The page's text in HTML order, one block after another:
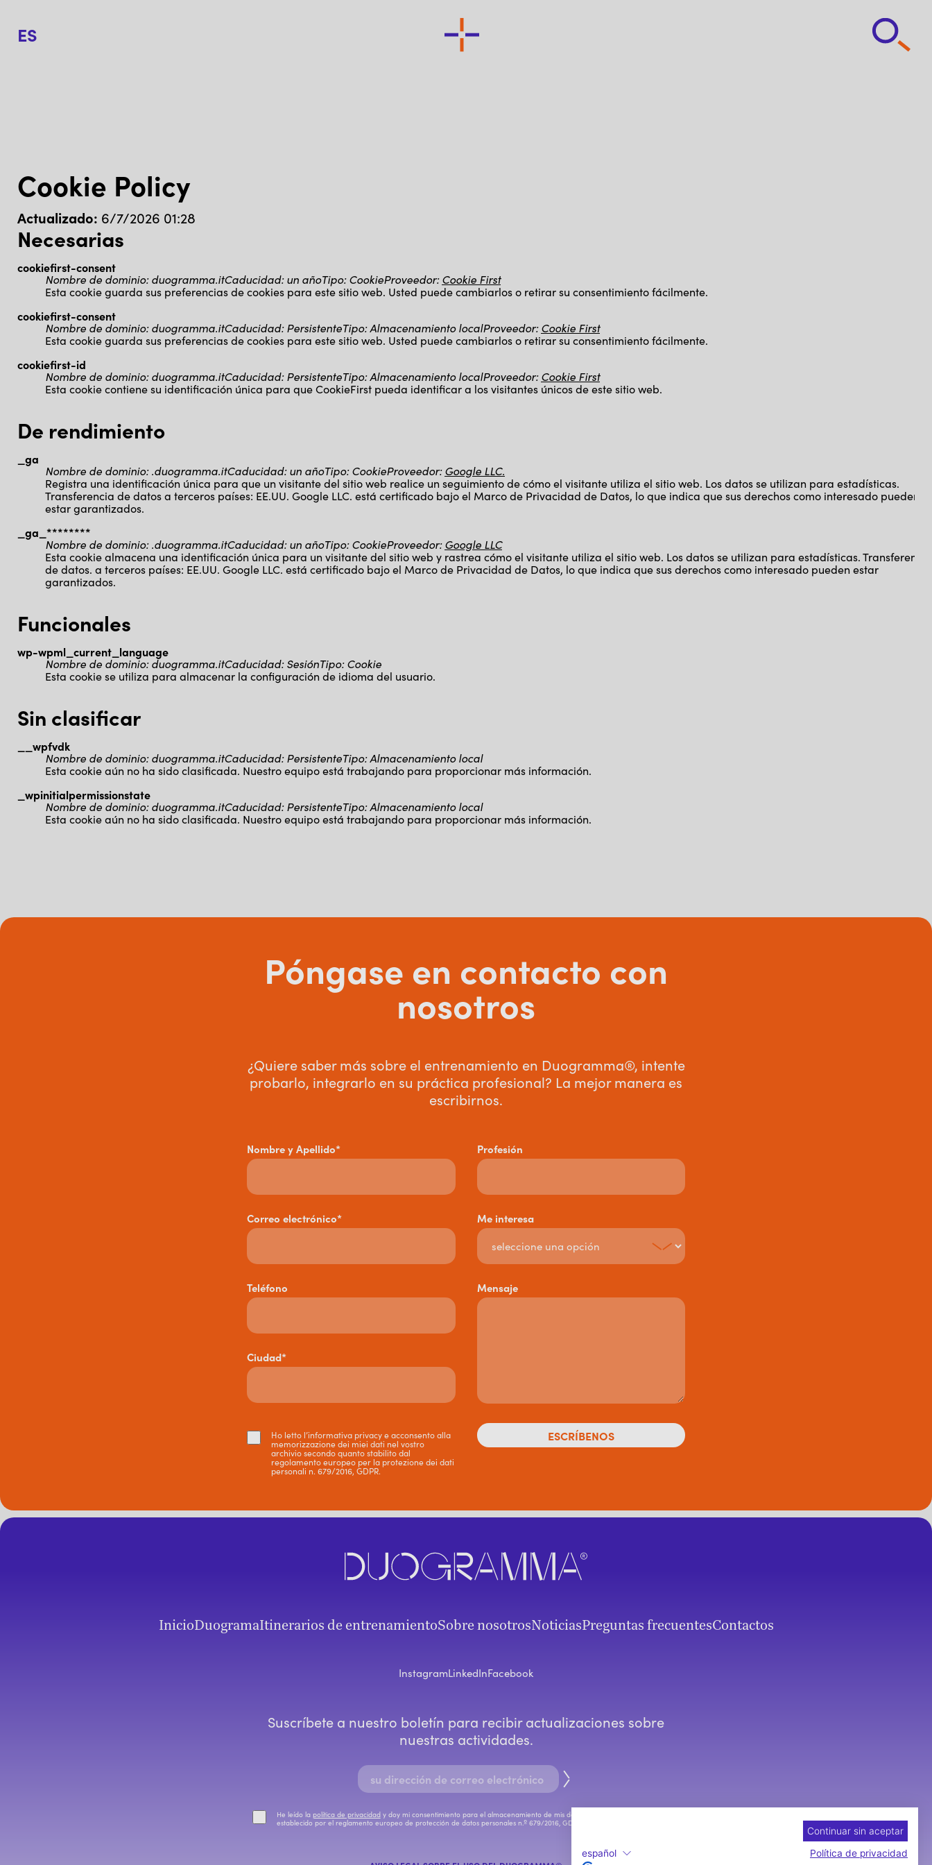
ES
Cookie Policy
Actualizado: 6/7/2026 01:28
Necesarias
cookiefirst-consent
Nombre de dominio:duogramma.itCaducidad:un añoTipo: CookieProveedor:Cookie First
Esta cookie guarda sus preferencias de cookies para este sitio web. Usted puede cambiarlos o retirar su consentimiento fácilmente.
cookiefirst-consent
Nombre de dominio:duogramma.itCaducidad:PersistenteTipo:Almacenamiento localProveedor:Cookie First
Esta cookie guarda sus preferencias de cookies para este sitio web. Usted puede cambiarlos o retirar su consentimiento fácilmente.
cookiefirst-id
Nombre de dominio:duogramma.itCaducidad:PersistenteTipo:Almacenamiento localProveedor:Cookie First
Esta cookie contiene su identificación única para que CookieFirst pueda identificar a los visitantes únicos de este sitio web.
De rendimiento
_ga
Nombre de dominio:.duogramma.itCaducidad:un añoTipo: CookieProveedor:Google LLC.
Registra una identificación única para que un visitante del sitio web realice un seguimiento de cómo el visitante utiliza el sitio web. Los datos se utilizan para estadísticas.
Transferencia de datos a terceros países: EE.UU. Google LLC. está certificado bajo el Marco de Privacidad de Datos, lo que indica que sus derechos como interesado pueden
estar garantizados.
_ga_********
Nombre de dominio:.duogramma.itCaducidad:un añoTipo: CookieProveedor:Google LLC
Esta cookie almacena una identificación única para un visitante del sitio web y rastrea cómo el visitante utiliza el sitio web. Los datos se utilizan para estadísticas. Transferencia
de datos. a terceros países: EE.UU. Google LLC. está certificado bajo el Marco de Privacidad de Datos, lo que indica que sus derechos como interesado pueden estar
garantizados.
Funcionales
wp-wpml_current_language
Nombre de dominio:duogramma.itCaducidad:SesiónTipo: Cookie
Esta cookie se utiliza para almacenar la configuración de idioma del usuario.
Sin clasificar
__wpfvdk
Nombre de dominio:duogramma.itCaducidad:PersistenteTipo:Almacenamiento local
Esta cookie aún no ha sido clasificada. Nuestro equipo está trabajando para proporcionar más información.
_wpinitialpermissionstate
Nombre de dominio:duogramma.itCaducidad:PersistenteTipo:Almacenamiento local
Esta cookie aún no ha sido clasificada. Nuestro equipo está trabajando para proporcionar más información.
Póngase en contacto con
nosotros
¿Quiere saber más sobre el entrenamiento en Duogramma®, intente
probarlo, integrarlo en su práctica profesional? La mejor manera es
escribirnos.
Nombre y Apellido*
Correo electrónico*
Teléfono
Ciudad*
Profesión
Me interesa
Mensaje
Ho letto l’informativa privacy e acconsento alla
memorizzazione dei miei dati nel vostro
archivio secondo quanto stabilito dal
regolamento europeo per la protezione dei dati
personali n. 679/2016, GDPR.
InicioDuogramaItinerarios de entrenamientoSobre nosotrosNoticiasPreguntas frecuentesContactos
InstagramLinkedInFacebook
Suscríbete a nuestro boletín para recibir actualizaciones sobre
nuestras actividades.
He leído la política de privacidady doy mi consentimiento para el almacenamiento de mis datos en su archivo, según lo
establecido por el reglamento europeo de protección de datos personales n.º 679/2016, GDPR.
Continuar sin aceptar
español
Política de privacidad